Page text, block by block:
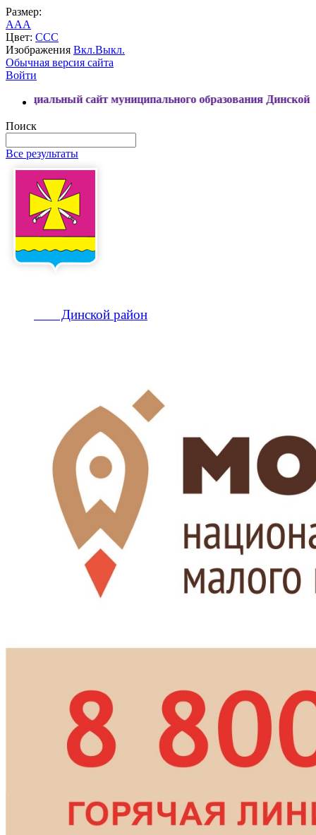
Размер:
AAA
Цвет: CCC
Изображения Вкл.Выкл.
Обычная версия сайта
Войти
муниципального образования Динской район
Поиск
Все результаты
Динской район